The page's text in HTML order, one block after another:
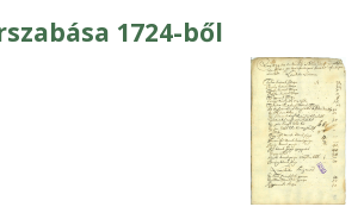
1724-ből